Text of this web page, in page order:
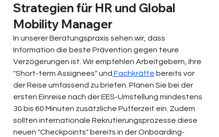
Strategien für HR und Global
Mobility Manager
In unserer Beratungspraxis sehen wir, dass
Information die beste Prävention gegen teure
Verzögerungen ist. Wir empfehlen Arbeitgebern, ihre
"Short-term Assignees" und Fachkräfte bereits vor
der Reise umfassend zu briefen. Planen Sie bei der
ersten Einreise nach der EES-Umstellung mindestens
30 bis 60 Minuten zusätzliche Pufferzeit ein. Zudem
sollten internationale Rekrutierungsprozesse diese
neuen "Checkpoints" bereits in der Onboarding-